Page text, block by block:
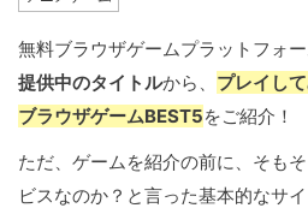
無料ブラウザゲームプラットフォ
提供中のタイトルから、 プレイし
ブラウザゲームBEST5をご紹介！
ただ、ゲームを紹介の前に、そも
ビスなのか？と言った基本的なサイ